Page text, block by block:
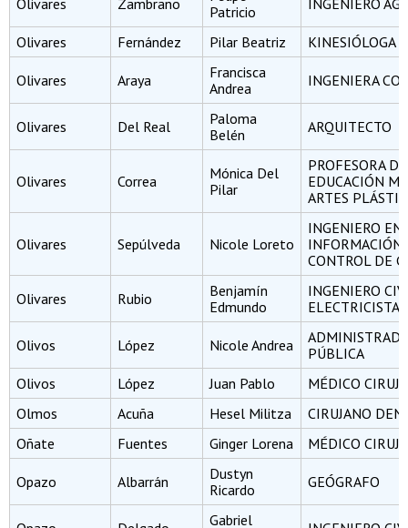
Olivares Zambrano
Patricio
INGENIERO
Olivares Fernández Pilar Beatriz KINESIÓLOGA
Olivares Araya
Francisca
Andrea
INGENIERA
Olivares Del Real
Paloma
Belén
ARQUITECTO
Olivares Correa
Mónica Del
Pilar
PROFESORA DE
EDUCACIÓN
ARTES
Olivares Sepúlveda Nicole Loreto
INGENIERO EN
INFORMACIÓN
CONTROL DE
Olivares Rubio
Benjamín
Edmundo
INGENIERO
ELECTRICISTA
Olivos López Nicole Andrea
PÚBLICA
Olivos
López Juan Pablo
MÉDICO
Olmos
Acuña Hesel Militza
CIRUJANO
Oñate
Fuentes Ginger Lorena MÉDICO
Opazo Albarrán
Dustyn
Ricardo
GEÓGRAFO
Gabriel